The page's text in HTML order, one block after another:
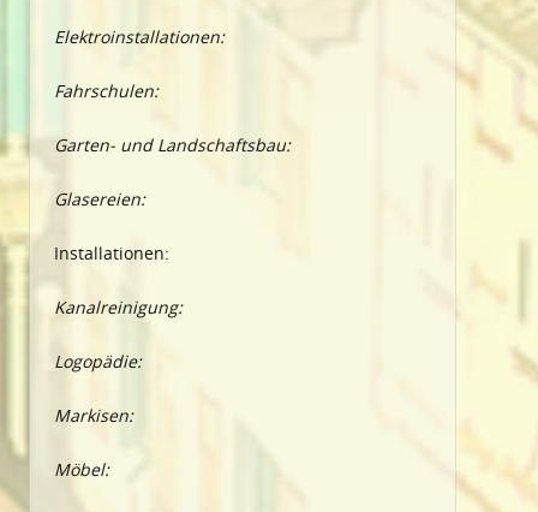
Elektroinstallationen:
Fahrschulen:
Garten- und Landschaftsbau:
Glasereien:
Installationen:
Kanalreinigung:
Logopädie:
Markisen:
Möbel: